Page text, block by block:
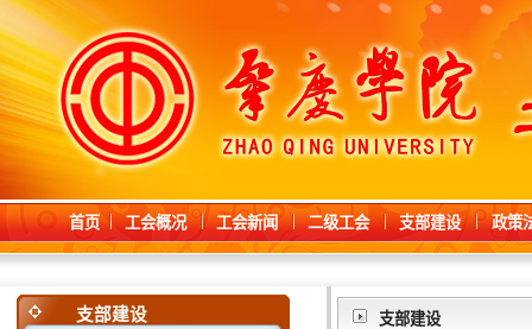
首页 工会概况 工会新闻 二级工会 支部建设 政策
支部建设 支部建设